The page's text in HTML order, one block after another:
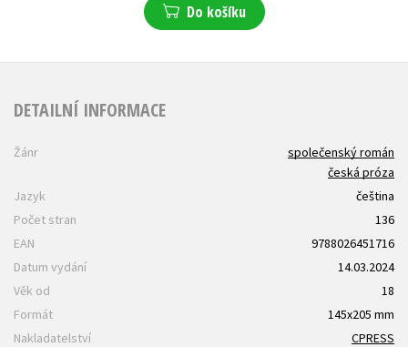
Do košíku
DETAILNÍ INFORMACE
Žánr
společenský román
česká próza
Jazyk
čeština
Počet stran
136
EAN
9788026451716
Datum vydání
14.03.2024
Věk od
18
Formát
145x205 mm
Nakladatelství
CPRESS